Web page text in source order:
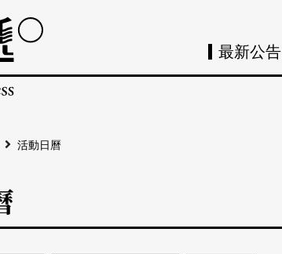
最新公告
活動日曆